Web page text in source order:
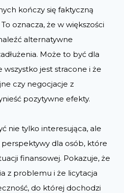
kończy się faktyczną
oznacza, że w większości
alternatywne
Może to być dla
wszystko jest stracone i że
czy negocjacje z
pozytywne efekty.
nie tylko interesująca, ale
dla osób, które
finansowej. Pokazuje, że
z problemu i że licytacja
do której dochodzi